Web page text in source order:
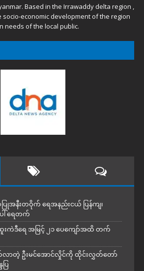
Based in the Irrawaddy delta region ,
socio-economic development of the region
needs of the local public.
ြုအနီးတဝိုက် ရေအနည်းငယ် ပြန်ကျ၊
ေါ် ရေတက်
းကဲဒီရေ အ​မြင့် ၂၁ ပေကျော်အထိ တက်
ာတဲ့ ဦးမင်အောင်လှိုင်ကို ထိုင်းလွှတ်တော်
ြ